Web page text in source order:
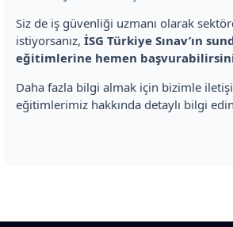
Siz de iş güvenliği uzmanı olarak
istiyorsanız, İSG Türkiye Sınav’ın
eğitimlerine hemen
Daha fazla bilgi almak için bizimle
eğitimlerimiz hakkında detaylı bilgi